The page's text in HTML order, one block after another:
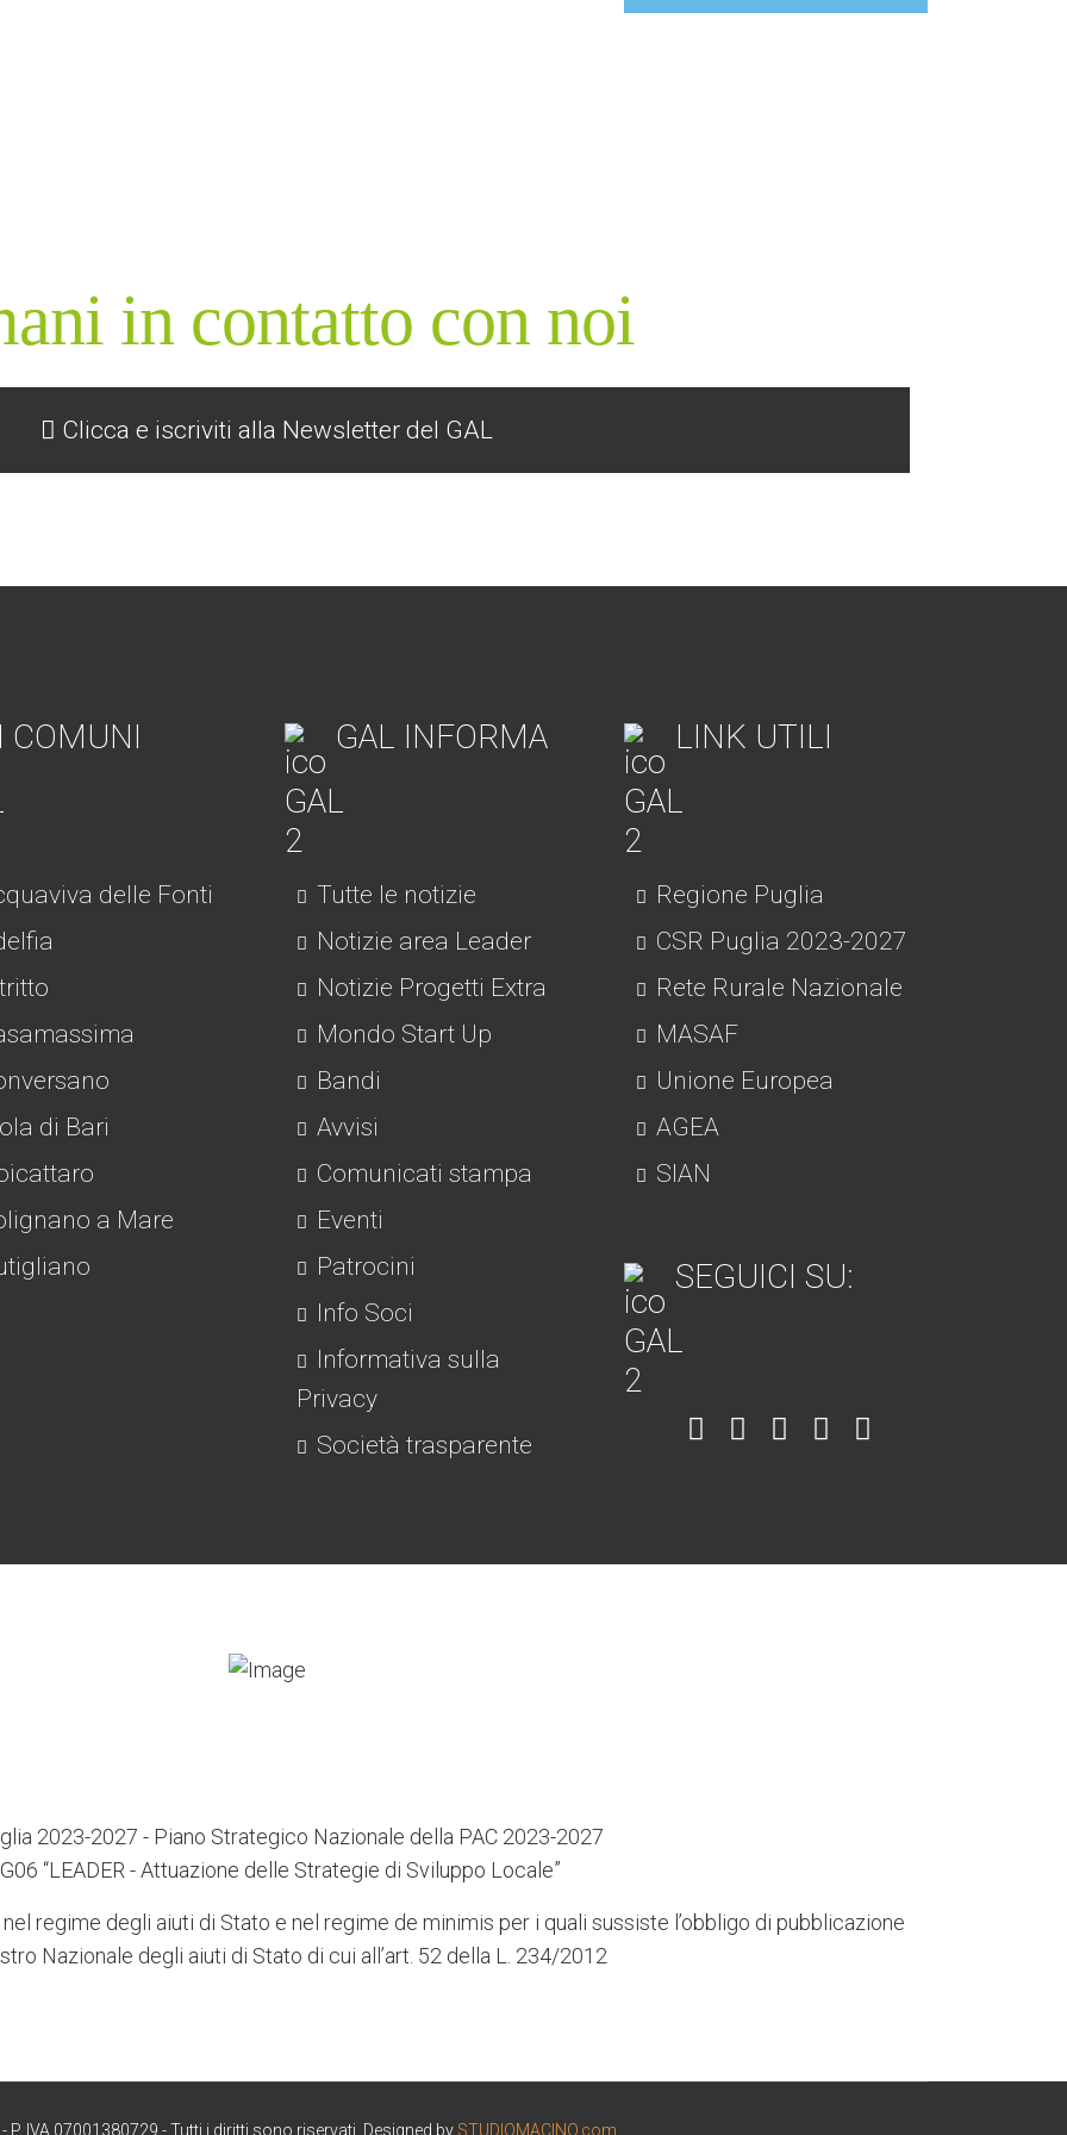
in contatto con noi
Clicca e iscriviti alla Newsletter del GAL
COMUNI
delle Fonti
di Bari
a Mare
GAL INFORMA
Tutte le notizie
Notizie area Leader
Notizie Progetti Extra
Mondo Start Up
Bandi
Avvisi
Comunicati stampa
Eventi
Patrocini
Info Soci
Informativa sulla
Privacy
Società trasparente
LINK UTILI
Regione Puglia
CSR Puglia 2023-2027
Rete Rurale Nazionale
MASAF
Unione Europea
AGEA
SIAN
SEGUICI SU:
Item Item Item Item
2023-2027 - Piano Strategico Nazionale della PAC 2023-2027
“LEADER - Attuazione delle Strategie di Sviluppo Locale”
regime degli aiuti di Stato e nel regime de minimis per i quali sussiste l’obbligo di pubblicazione
Nazionale degli aiuti di Stato di cui all’art. 52 della L. 234/2012
IVA 07001380729 - Tutti i diritti sono riservati. Designed by STUDIOMACINO.com